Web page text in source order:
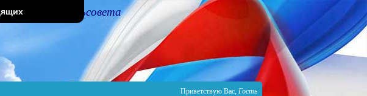
сельсовета
Приветствую Вас, Гость